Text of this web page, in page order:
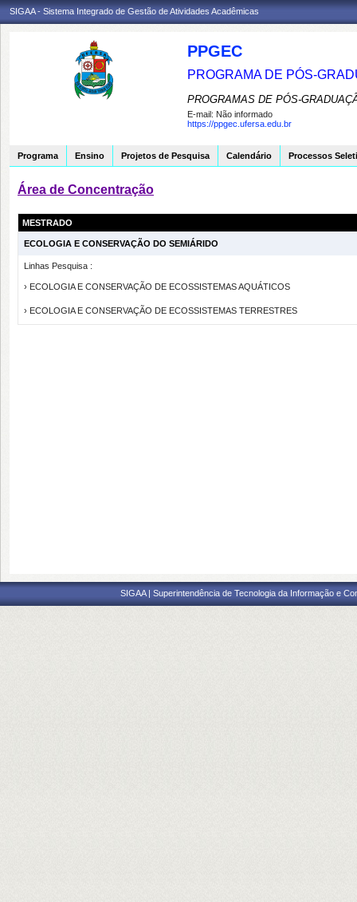
SIGAA - Sistema Integrado de Gestão de Atividades Acadêmicas
PPGEC
PROGRAMA DE PÓS-
PROGRAMAS DE PÓS-
E-mail: Não informado
https://ppgec.ufersa.edu.br
Programa Ensino Projetos de Pesquisa Calendário Processos
Área de Concentração
MESTRADO
ECOLOGIA E CONSERVAÇÃO DO SEMIÁRIDO
Linhas Pesquisa :
› ECOLOGIA E CONSERVAÇÃO DE ECOSSISTEMAS AQUÁTICOS
› ECOLOGIA E CONSERVAÇÃO DE ECOSSISTEMAS TERRESTRES
SIGAA | Superintendência de Tecnologia da Informação e